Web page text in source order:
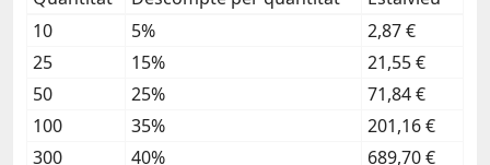
10
5%
2,87 €
25
15%
21,55 €
50
25%
71,84 €
100
35%
201,16 €
300
40%
689,70 €